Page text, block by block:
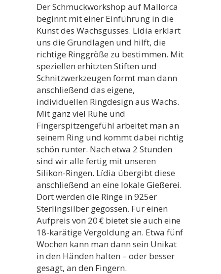
Der Schmuckworkshop auf Mallorca
beginnt mit einer Einführung in die
Kunst des Wachsgusses. Lídia erklärt
uns die Grundlagen und hilft, die
richtige Ringgröße zu bestimmen. Mit
speziellen erhitzten Stiften und
Schnitzwerkzeugen formt man dann
anschließend das eigene,
individuellen Ringdesign aus Wachs.
Mit ganz viel Ruhe und
Fingerspitzengefühl arbeitet man an
seinem Ring und kommt dabei richtig
schön runter. Nach etwa 2 Stunden
sind wir alle fertig mit unseren
Silikon-Ringen. Lídia übergibt diese
anschließend an eine lokale Gießerei.
Dort werden die Ringe in 925er
Sterlingsilber gegossen. Für einen
Aufpreis von 20 € bietet sie auch eine
18-karätige Vergoldung an. Etwa fünf
Wochen kann man dann sein Unikat
in den Händen halten – oder besser
gesagt, an den Fingern.